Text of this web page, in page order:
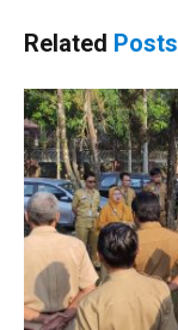
Related Posts